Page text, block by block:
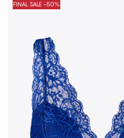
FINAL SALE -50%